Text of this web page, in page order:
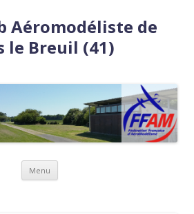
Aéromodéliste de
le Breuil (41)
Menu Aller